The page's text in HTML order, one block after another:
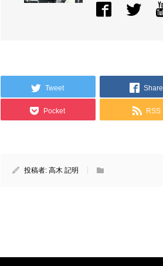
Tweet Share
Pocket RSS
投稿者:高木 記明